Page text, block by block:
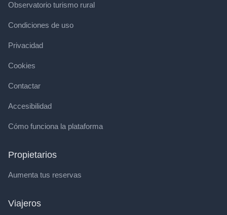
Observatorio turismo rural
Condiciones de uso
Privacidad
Cookies
Contactar
Accesibilidad
Cómo funciona la plataforma
Propietarios
Aumenta tus reservas
Viajeros